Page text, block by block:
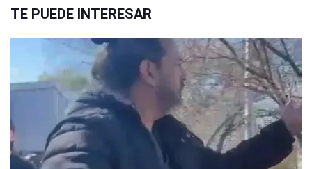
TE PUEDE INTERESAR